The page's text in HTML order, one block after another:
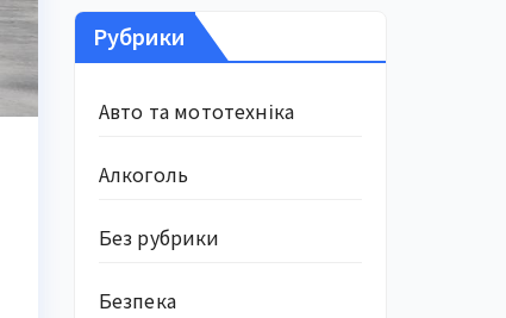
Рубрики
Авто та мототехніка
Алкоголь
Без рубрики
Безпека